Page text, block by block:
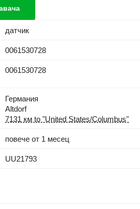
датчик
0061530728
0061530728
Германия
Altdorf
7131 км to "United States/Columbus"
повече от 1 месец
UU21793